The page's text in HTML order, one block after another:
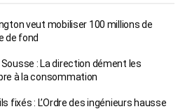
veut mobiliser 100 millions de
de fond
: La direction dément les
à la consommation
fixés : L’Ordre des ingénieurs hausse